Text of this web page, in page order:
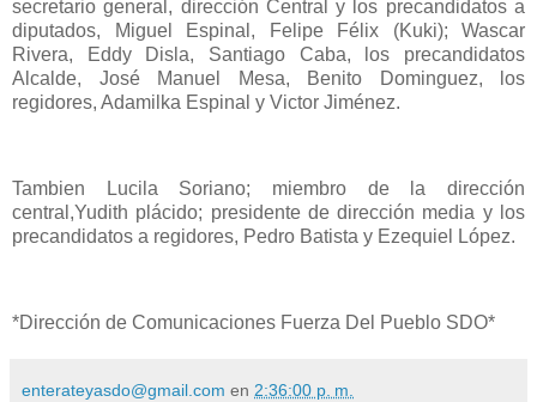
secretario general, dirección Central y los precandidatos a
diputados, Miguel Espinal, Felipe Félix (Kuki); Wascar
Rivera, Eddy Disla, Santiago Caba, los precandidatos
Alcalde, José Manuel Mesa, Benito Dominguez, los
regidores, Adamilka Espinal y Victor Jiménez.
Tambien Lucila Soriano; miembro de la dirección
central,Yudith plácido; presidente de dirección media y los
precandidatos a regidores, Pedro Batista y Ezequiel López.
*Dirección de Comunicaciones Fuerza Del Pueblo SDO*
enterateyasdo@gmail.com en 2:36:00 p. m.